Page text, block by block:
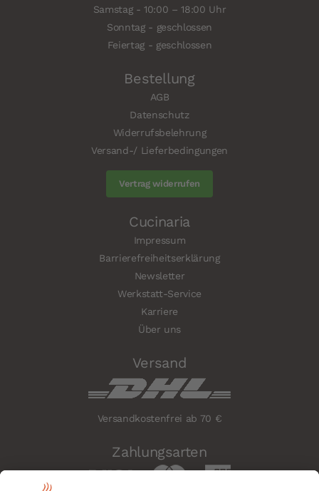
Samstag - 10:00 – 18:00 Uhr
Sonntag - geschlossen
Feiertag - geschlossen
Bestellung
AGB
Datenschutz
Widerrufsbelehrung
Versand-/ Lieferbedingungen
Vertrag widerrufen
Cucinaria
Impressum
Barrierefreiheitserklärung
Newsletter
Werkstatt-Service
Karriere
Über uns
Versand
Versandkostenfrei ab 70 €
Zahlungsarten